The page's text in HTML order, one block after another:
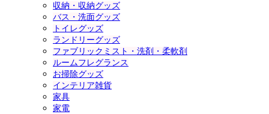
収納・収納グッズ
バス・洗面グッズ
トイレグッズ
ランドリーグッズ
ファブリックミスト・洗剤・柔軟剤
ルームフレグランス
お掃除グッズ
インテリア雑貨
家具
家電